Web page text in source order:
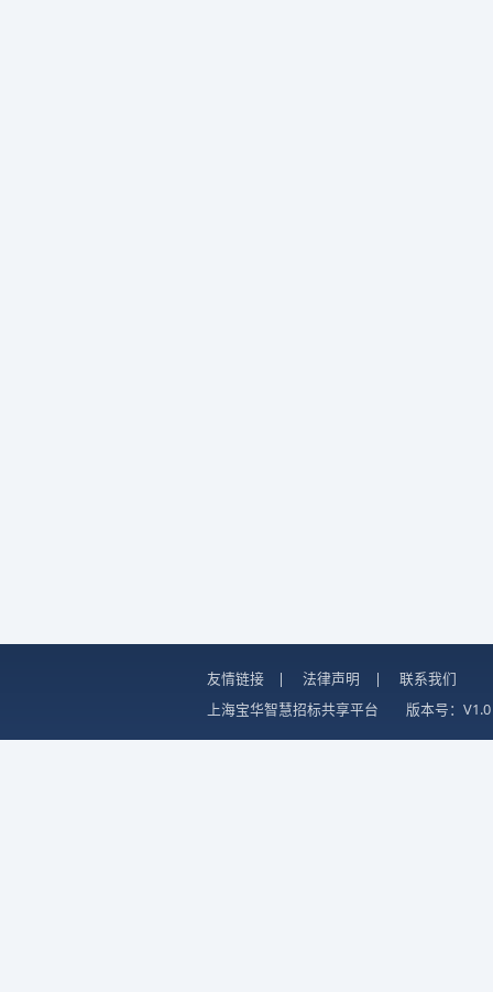
友情链接 | 法律声明 |
联系我们
上海宝华智慧招标共享平台
版本号：V1.0